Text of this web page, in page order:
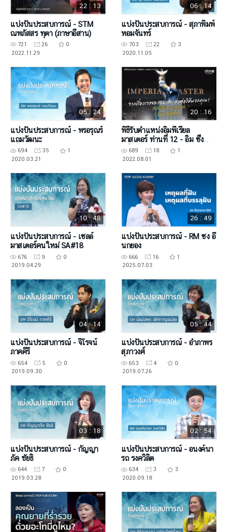
22 : 13
แบ่งปันประสบการณ์ - STM
ณพภัสสร ทุตา (ภาษาอีสาน)
721 26
0
2022.11.29
06 : 14
แบ่งปันประสบการณ์ - สุภาพิมพ์
หอมจันทร์
703 22
3
2020.11.05
05 : 24
แบ่งปันประสบการณ์ - พรอรุณร์
แถมวัฒนะ
694 35
1
2020.03.21
20 : 16
พิธีรับตำแหน่งอิมพีเรียล
มาสเตอร์ ท่านที่ 12 - อิม ซึง
แท็ก
689 18
1
2022.08.01
10 : 48
แบ่งปันประสบการณ์ - เซลล์
มาสเตอร์คนใหม่ SA#18
676 9
0
2019.04.29
26 : 49
แบ่งปันประสบการณ์ - RM ซง อึ
นกยอง
666 16
1
2025.07.03
04 : 14
แบ่งปันประสบการณ์ - จิโรจน์
ภาคคีรี
654 5
0
2019.09.30
05 : 44
แบ่งปันประสบการณ์ - อำภาพร
สุภาวงศ์
653 4
0
2019.07.26
03 : 18
แบ่งปันประสบการณ์ - กัญญา
ภัค ชัยธิ
644 7
0
2019.03.28
02 : 54
แบ่งปันประสบการณ์ - อนงค์นา
รถ รงควิลิต
634 3
3
2020.09.18